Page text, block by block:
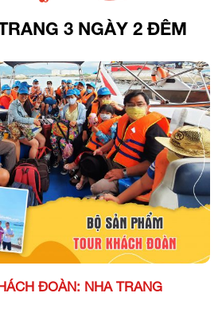
3 NGÀY 2 ĐÊM
ĐOÀN: NHA TRANG